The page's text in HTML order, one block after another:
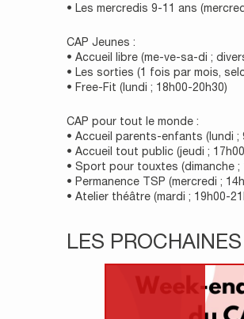
• Les mercredis 9-11 ans
CAP Jeunes :
• Accueil libre (me-ve-sa-di ;
• Les sorties (1 fois par mois,
• Free-Fit (lundi ; 18h00-20h30)
CAP pour tout le monde :
• Accueil parents-enfants (lundi ;
• Accueil tout public (jeudi ;
• Sport pour touxtes (dimanche ;
• Permanence TSP (mercredi ;
• Atelier théâtre (mardi ; 19h00-
LES